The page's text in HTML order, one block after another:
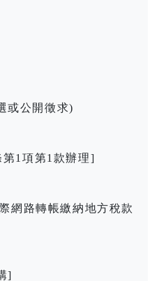
或公開徵求)
1項第1款辦理]
網路轉帳繳納地方稅款
]